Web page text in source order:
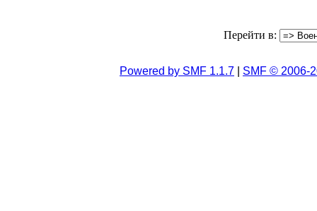
Перейти в:
Powered by SMF 1.1.7 SMF © 2006-